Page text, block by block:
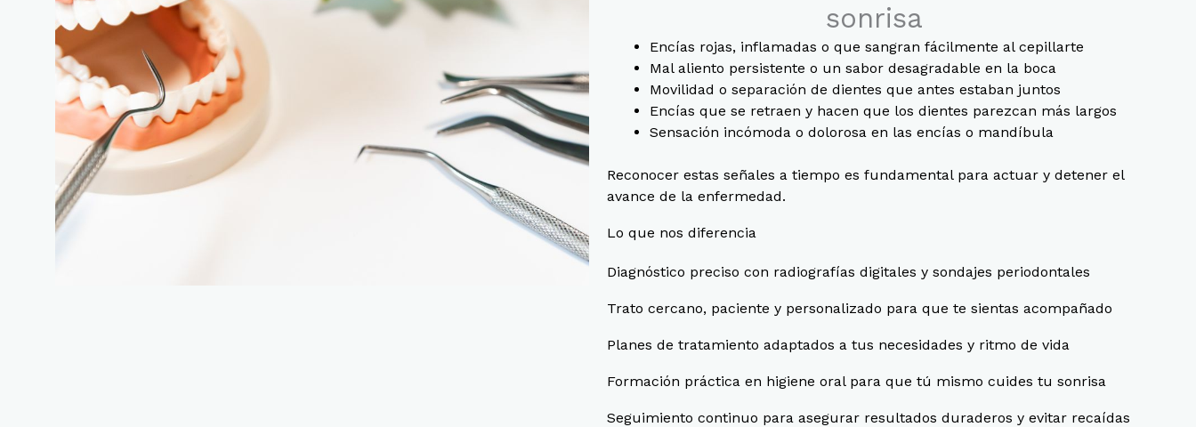
sonrisa
Encías rojas, inflamadas o que sangran fácilmente al cepillarte
Mal aliento persistente o un sabor desagradable en la boca
Movilidad o separación de dientes que antes estaban juntos
Encías que se retraen y hacen que los dientes parezcan más largos
Sensación incómoda o dolorosa en las encías o mandíbula
Reconocer estas señales a tiempo es fundamental para actuar y detener el
avance de la enfermedad.
Lo que nos diferencia
Diagnóstico preciso con radiografías digitales y sondajes periodontales
Trato cercano, paciente y personalizado para que te sientas acompañado
Planes de tratamiento adaptados a tus necesidades y ritmo de vida
Formación práctica en higiene oral para que tú mismo cuides tu sonrisa
Seguimiento continuo para asegurar resultados duraderos y evitar recaídas